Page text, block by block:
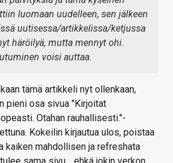
luomaan uudelleen, sen jälkeen
uutisessa/artikkelissa/ketjussa
häröilyä, mutta mennyt ohi.
voisi auttaa.
tämä artikkeli nyt ollenkaan,
pieni osa sivua "Kirjoitat
Otahan rauhallisesti."-
Kokeilin kirjautua ulos, poistaa
kaiken mahdollisen ja refreshata